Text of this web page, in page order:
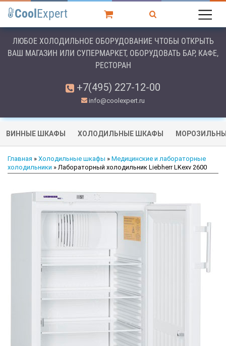
Cool Expert
ЛЮБОЕ ХОЛОДИЛЬНОЕ ОБОРУДОВАНИЕ ЧТОБЫ ОТКРЫТЬ
ВАШ МАГАЗИН ИЛИ СУПЕРМАРКЕТ, ОБОРУДОВАТЬ БАР, КАФЕ,
РЕСТОРАН
+7(495) 227-12-00
info@coolexpert.ru
ВИННЫЕ ШКАФЫ ХОЛОДИЛЬНЫЕ ШКАФЫ
Главная » Холодильные шкафы » Медицинские и лабораторные
холодильники » Лабораторный холодильник Liebherr LKexv 2600